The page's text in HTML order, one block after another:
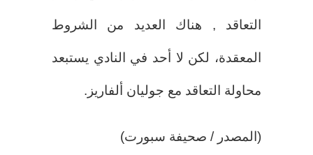
التعاقد , هناك العديد من الشروط
المعقدة، لكن لا أحد في النادي يستبعد
محاولة التعاقد مع جوليان ألفاريز.
(المصدر / صحيفة سبورت)